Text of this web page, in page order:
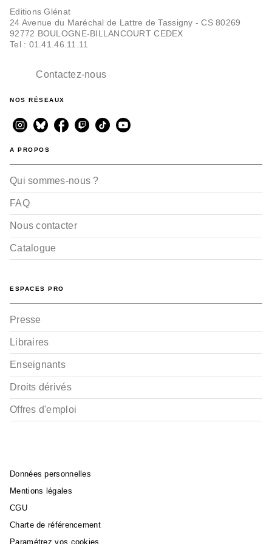
Editions Glénat
24 Avenue du Maréchal de Lattre de Tassigny - CS 80269
92772 BOULOGNE-BILLANCOURT CEDEX
Tel : 01.41.46.11.11
Contactez-nous
NOS RÉSEAUX
A PROPOS
Qui sommes-nous ?
FAQ
Nous contacter
Catalogue
ESPACES PRO
Presse
Libraires
Enseignants
Droits dérivés
Offres d'emploi
Données personnelles
Mentions légales
CGU
Charte de référencement
Paramétrez vos cookies